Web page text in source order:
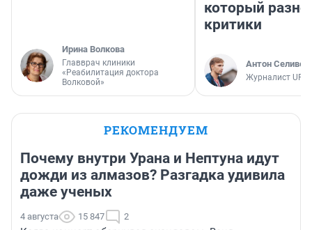
Ирина Волкова
Главврач клиники
«Реабилитация доктора
Волковой»
который
критики
Антон
Журналист
РЕКОМЕНДУЕМ
Почему внутри Урана и Нептуна идут
дожди из алмазов? Разгадка удивила
даже ученых
4 августа 15 847 2